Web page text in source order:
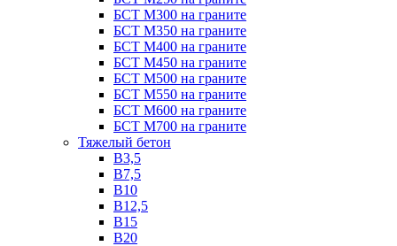
БСТ М300 на граните
БСТ М350 на граните
БСТ М400 на граните
БСТ М450 на граните
БСТ М500 на граните
БСТ М550 на граните
БСТ М600 на граните
БСТ М700 на граните
Тяжелый бетон
В3,5
B7,5
В10
В12,5
B15
B20